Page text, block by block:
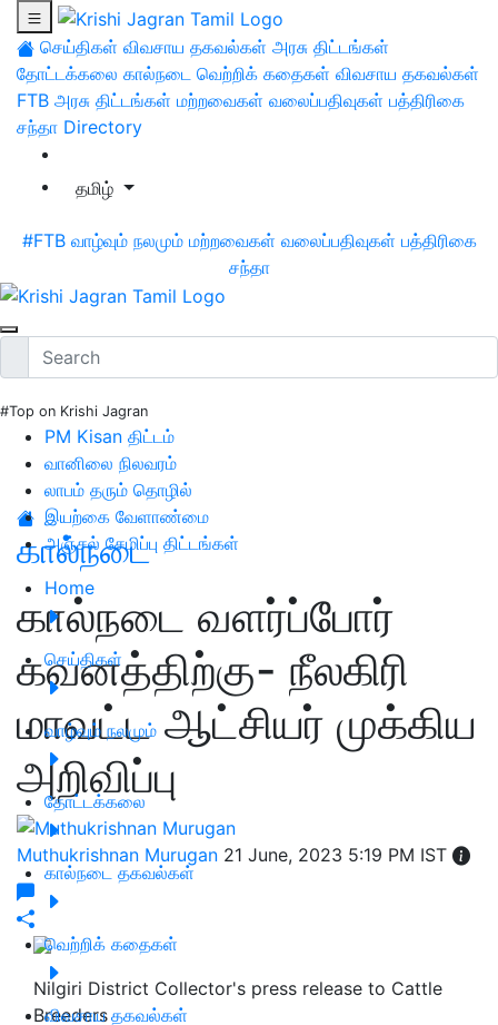
செய்திகள் விவசாய தகவல்கள் அரசு திட்டங்கள்
தோட்டக்கலை கால்நடை வெற்றிக் கதைகள் விவசாய தகவல்கள்
FTB அரசு திட்டங்கள் மற்றவைகள் வலைப்பதிவுகள் பத்திரிகை
சந்தா Directory
தமிழ்
#FTB வாழ்வும் நலமும் மற்றவைகள் வலைப்பதிவுகள் பத்திரிகை
சந்தா
#Top on Krishi Jagran
PM Kisan திட்டம்
வானிலை நிலவரம்
லாபம் தரும் தொழில்
இயற்கை வேளாண்மை
அஞ்சல் சேமிப்பு திட்டங்கள்
Home
செய்திகள்
வாழ்வும் நலமும்
தோட்டக்கலை
கால்நடை தகவல்கள்
வெற்றிக் கதைகள்
விவசாய தகவல்கள்
கால்நடை
கால்நடை வளர்ப்போர்
கவனத்திற்கு- நீலகிரி
மாவட்ட ஆட்சியர் முக்கிய
அறிவிப்பு
Muthukrishnan Murugan 21 June, 2023 5:19 PM IST
Nilgiri District Collector's press release to Cattle
Breeders